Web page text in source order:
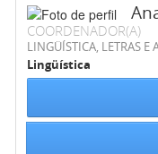
COORDENADOR(A)
LINGÜÍSTICA, LETRAS E
Lingüística